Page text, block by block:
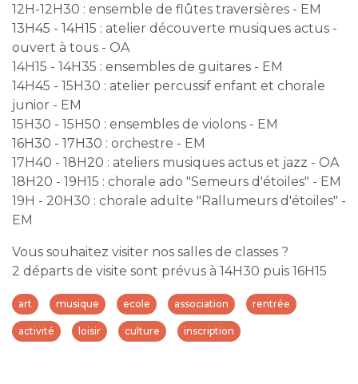
12H-12H30 : ensemble de flûtes traversières - EM
13H45 - 14H15 : atelier découverte musiques actus -
ouvert à tous - OA
14H15 - 14H35 : ensembles de guitares - EM
14H45 - 15H30 : atelier percussif enfant et chorale
junior - EM
15H30 - 15H50 : ensembles de violons - EM
16H30 - 17H30 : orchestre - EM
17H40 - 18H20 : ateliers musiques actus et jazz - OA
18H20 - 19H15 : chorale ado "Semeurs d'étoiles" - EM
19H - 20H30 : chorale adulte "Rallumeurs d'étoiles" -
EM
Vous souhaitez visiter nos salles de classes ?
2 départs de visite sont prévus à 14H30 puis 16H15
art musique ecole association rentrée
activité loisir culture inscription